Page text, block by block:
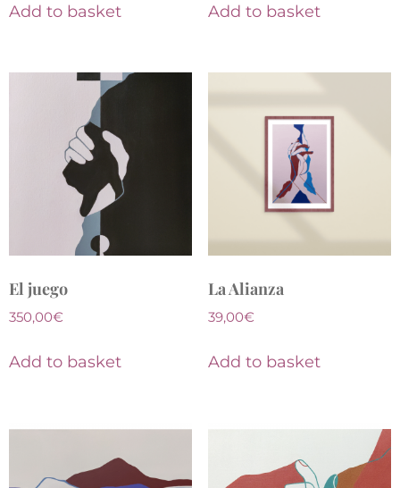
Add to basket Add to basket
El juego
350,00€
Add to basket
La Alianza
39,00€
Add to basket